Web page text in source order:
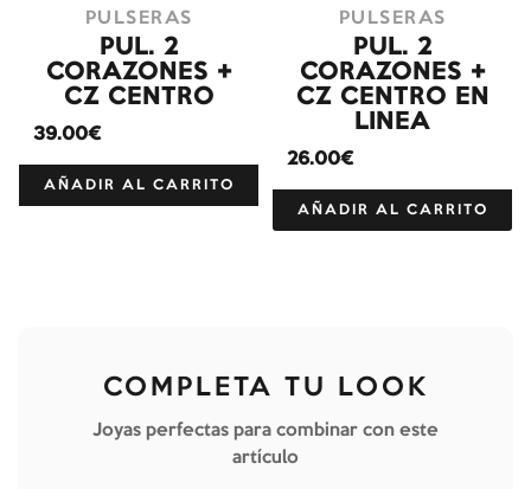
PULSERAS
PUL. 2
CORAZONES +
CZ CENTRO
39.00€
AÑADIR AL CARRITO
PULSERAS
PUL. 2
CORAZONES +
CZ CENTRO EN
LINEA
26.00€
AÑADIR AL CARRITO
COMPLETA TU LOOK
Joyas perfectas para combinar con este
artículo